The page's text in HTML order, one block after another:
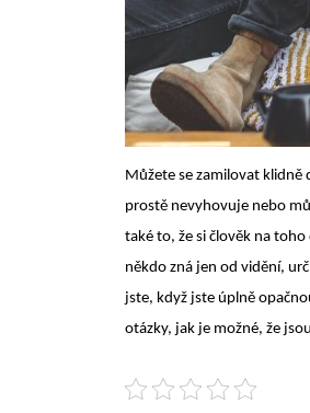
Můžete se zamilovat klidně
prostě nevyhovuje nebo
také to, že si člověk na
někdo zná jen od vidění,
jste, když jste úplně
otázky, jak je možné, že